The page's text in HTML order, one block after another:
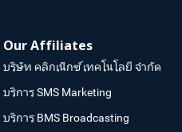
Our Affiliates
บริษัท คลิกเน็กซ์ เทคโนโลยี จำกัด
บริการ SMS Marketing
บริการ BMS Broadcasting